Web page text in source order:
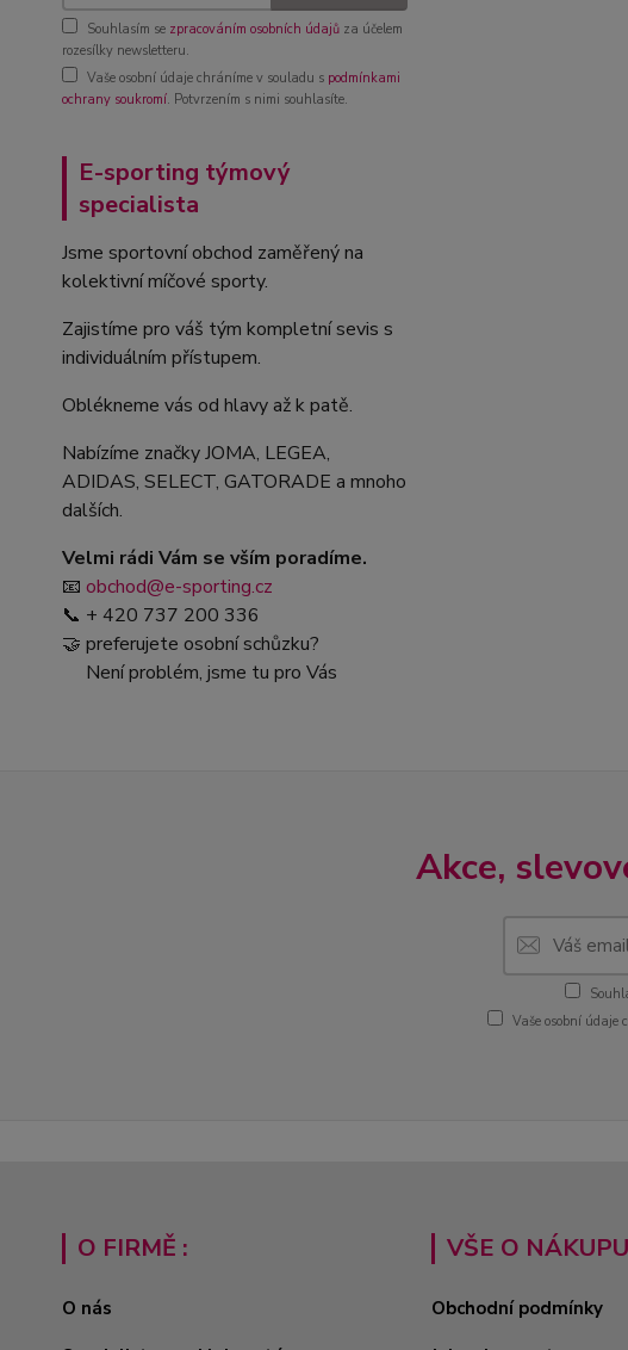
Souhlasím se zpracováním osobních údajů za účelem
rozesílky newsletteru.
Vaše osobní údaje chráníme v souladu s podmínkami
ochrany soukromí. Potvrzením s nimi souhlasíte.
E-sporting týmový
specialista
Jsme sportovní obchod zaměřený na
kolektivní míčové sporty.
Zajistíme pro váš tým kompletní sevis s
individuálním přístupem.
Oblékneme vás od hlavy až k patě.
Nabízíme značky JOMA, LEGEA,
ADIDAS, SELECT, GATORADE a mnoho
dalších.
Velmi rádi Vám se vším poradíme.
📧 obchod@e-sporting.cz
📞 + 420 737 200 336
🤝 preferujete osobní schůzku?
Není problém, jsme tu pro Vás
Akce,
Vaše osobní údaje
O FIRMĚ :
O nás
VŠE O
Obchodní podmínky